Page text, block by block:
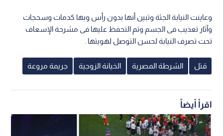
وعاينت النيابة الجثة وتبين أنها بدون رأس وبها كدمات وسحجات
وآثار تعذيب فى الجسم وتم التحفظ عليها فى مشرحة الإسعاف
تحت تصرف النيابة لحسن التوصل لهويتها .
قتل الشرطة المصرية الخيانة الزوجية جريمة مروعة
اقرأ أيضاً